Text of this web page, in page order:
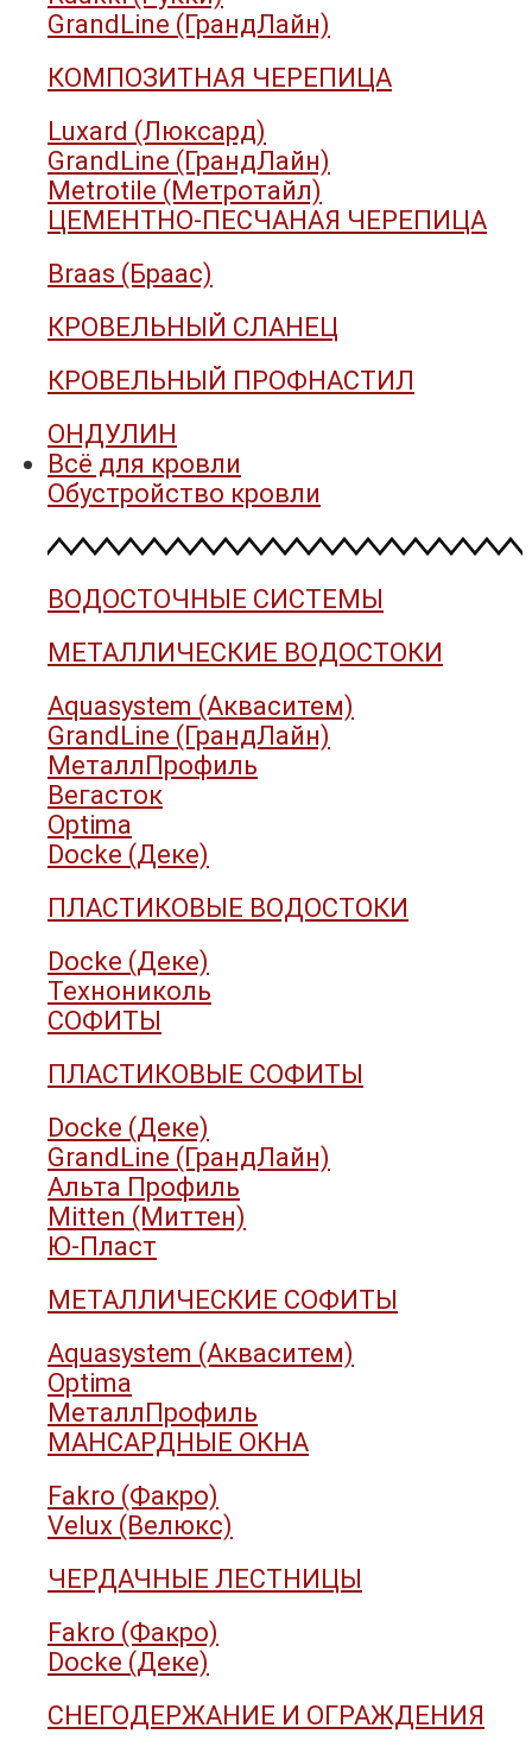
GrandLine (ГрандЛайн)
КОМПОЗИТНАЯ ЧЕРЕПИЦА
Luxard (Люксард)
GrandLine (ГрандЛайн)
Metrotile (Метротайл)
ЦЕМЕНТНО-ПЕСЧАНАЯ ЧЕРЕПИЦА
Braas (Браас)
КРОВЕЛЬНЫЙ СЛАНЕЦ
КРОВЕЛЬНЫЙ ПРОФНАСТИЛ
ОНДУЛИН
Всё для кровли
Обустройство кровли
ВОДОСТОЧНЫЕ СИСТЕМЫ
МЕТАЛЛИЧЕСКИЕ ВОДОСТОКИ
Aquasystem (Акваситем)
GrandLine (ГрандЛайн)
МеталлПрофиль
Вегасток
Optima
Docke (Деке)
ПЛАСТИКОВЫЕ ВОДОСТОКИ
Docke (Деке)
Технониколь
СОФИТЫ
ПЛАСТИКОВЫЕ СОФИТЫ
Docke (Деке)
GrandLine (ГрандЛайн)
Альта Профиль
Mitten (Миттен)
Ю-Пласт
МЕТАЛЛИЧЕСКИЕ СОФИТЫ
Aquasystem (Акваситем)
Optima
МеталлПрофиль
МАНСАРДНЫЕ ОКНА
Fakro (Факро)
Velux (Велюкс)
ЧЕРДАЧНЫЕ ЛЕСТНИЦЫ
Fakro (Факро)
Docke (Деке)
СНЕГОДЕРЖАНИЕ И ОГРАЖДЕНИЯ